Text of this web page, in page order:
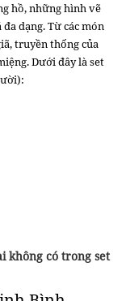
hồ, những hình vẽ
dạng. Từ các món
truyền thống của
Dưới đây là set
không có trong set